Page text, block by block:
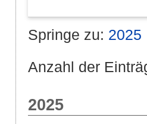
Springe zu: 2025
Anzahl der
2025